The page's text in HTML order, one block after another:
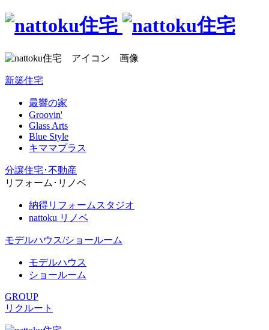
新築住宅
最響の家
Groovin'
Glass Arts
Blue Style
キママプラス
分譲住宅･不動産
リフォーム･リノベ
納得リフォームスタジオ
nattoku リノベ
モデルハウス/ショールーム
モデルハウス
ショールーム
GROUP
リクルート